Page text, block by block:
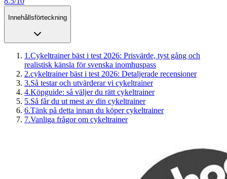
Innehållsförteckning
1 .Cykeltrainer bäst i test 2026: Prisvärde, tyst gång och
realistisk känsla för svenska inomhuspass
2.cykeltrainer bäst i test 2026: Detaljerade recensioner
3.Så testar och utvärderar vi cykeltrainer
4.Köpguide: så väljer du rätt cykeltrainer
5.Så får du ut mest av din cykeltrainer
6.Tänk på detta innan du köper cykeltrainer
7.Vanliga frågor om cykeltrainer